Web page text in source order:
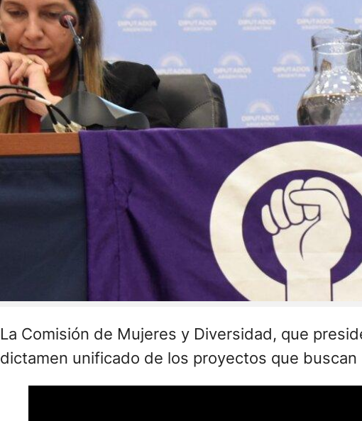
La Comisión de Mujeres y Diversidad, que
dictamen unificado de los proyectos que